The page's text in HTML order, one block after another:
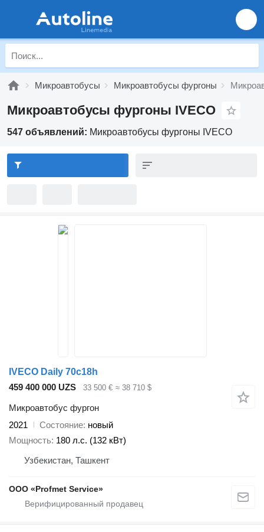
Микроавтобусы Микроавтобусы фургоны
Микроавтобусы фургоны IVECO
547 объявлений: Микроавтобусы фургоны IVECO
IVECO Daily 70c18h
459 400 000 UZS
33 500 € ≈ 38 710 $
Микроавтобус фургон
2021
Состояние новый
Мощность 180 л.с. (132 кВт)
Узбекистан, Ташкент
ООО «Profmet Service»